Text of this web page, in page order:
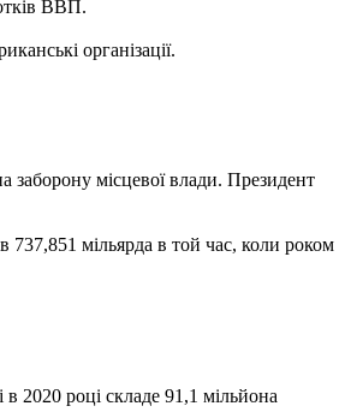
ВВП.
організації.
заборону місцевої влади. Президент
мільярда в той час, коли роком
2020 році складе 91,1 мільйона